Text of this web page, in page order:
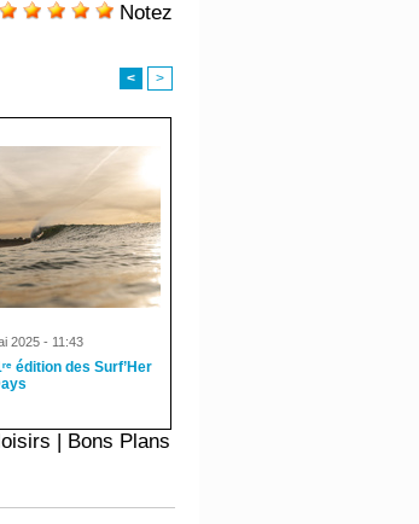
Notez
< >
2025 - 11:43
édition des Surf’Her
| Bons Plans